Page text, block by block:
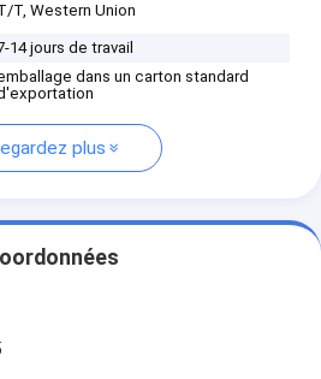
T, Western Union
14 jours de travail
dans un carton standard
plus